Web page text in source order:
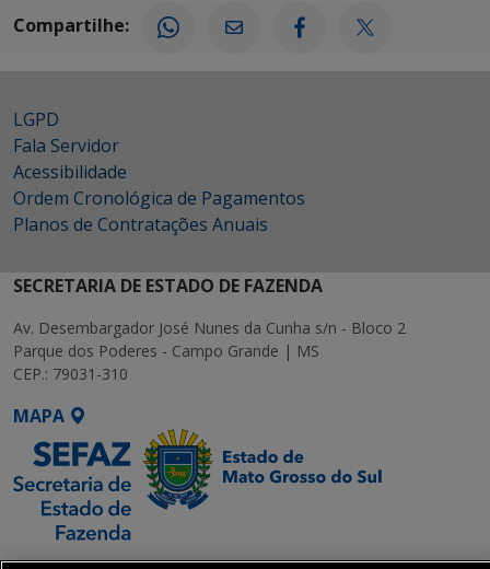
Compartilhe:
LGPD
Fala Servidor
Acessibilidade
Ordem Cronológica de Pagamentos
Planos de Contratações Anuais
SECRETARIA DE ESTADO DE FAZENDA
Av. Desembargador José Nunes da Cunha s/n - Bloco 2
Parque dos Poderes - Campo Grande | MS
CEP.: 79031-310
MAPA